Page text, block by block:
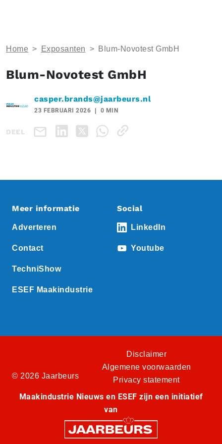
Home > Exposanten > Blum-Novotest GmbH
Blum-Novotest GmbH
casper.brands@jaarbeurs.nl
23 FEBRUARI 2026 0 MIN
DEEL
Meer informatie
Adverteren
Contact
TechniShow
ESEF Maakindustrie
Social
LinkedIn
Youtube
© 2026 Jaarbeurs
Disclaimer
Algemene voorwaarden
Privacy statement
Maakindustrie Nieuws en ESEF zijn een initiatief
van